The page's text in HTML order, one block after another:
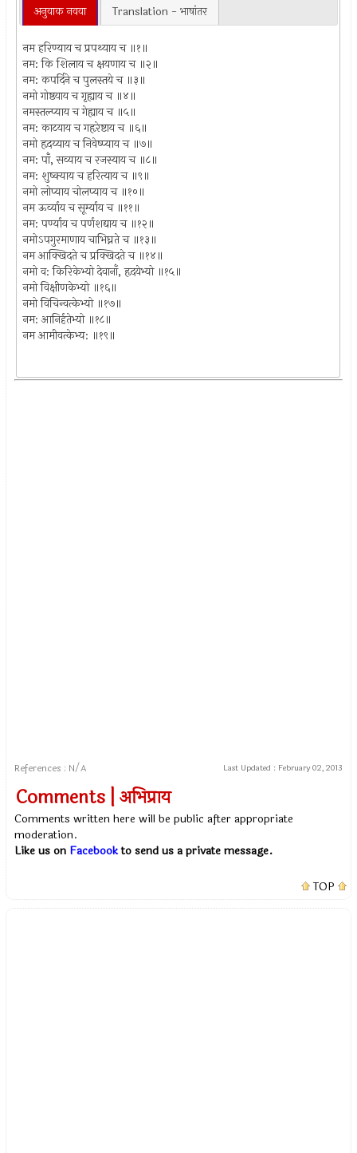
अनुवाक नववा Translation - भाषांतर
नम हरिण्याय च प्रपथ्याय च ॥१॥
नम: कि शिलाय च क्षयणाय च ॥२॥
नम: कपर्दिने च पुलस्तये च ॥३॥
नमो गोष्ठयाय च गृह्याय च ॥४॥
नमस्तल्प्याय च गेह्याय च ॥५॥
नम: काटयाय च गहृरेष्टाय च ॥६॥
नमो हृदय्याय च निवेष्प्याय च ॥७॥
नम: पाँ, सव्याय च रजस्याय च ॥८॥
नम: शुष्क्याय च हरित्याय च ॥९॥
नमो लोप्याय चोलप्याय च ॥१०॥
नम ऊर्व्याय च सूर्म्याय च ॥११॥
नम: पर्ण्याय च पर्णशद्याय च ॥१२॥
नमोऽपगुरमाणाय चाभिघ्नते च ॥१३॥
नम आक्खिदते च प्रक्खिदते च ॥१४॥
नमो व: किरिकेभ्यो देवानाँ, हृदयेभ्यो ॥१५॥
नमो विक्षीणकेभ्यो ॥१६॥
नमो विचिन्वत्केभ्यो ॥१७॥
नम: आनिर्हतेभ्यो ॥१८॥
नम आमीवत्केभ्य: ॥१९॥
References : N/A Last Updated : February 02, 2013
Comments | अभिप्राय
Comments written here will be public after appropriate
moderation.
Like us on Facebookto send us a private message.
TOP